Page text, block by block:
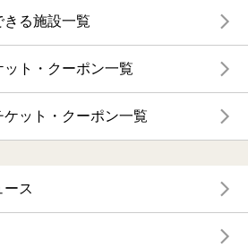
きる施設一覧
ト・クーポン一覧
ット・クーポン一覧
ース